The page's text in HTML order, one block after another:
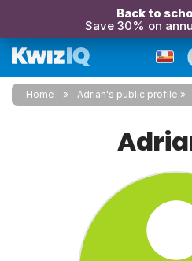
Back to
Save 30% on
Home Adrian's public profile